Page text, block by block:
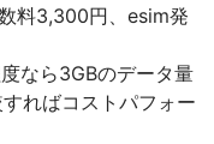
料3,300円、esim発
なら3GBのデータ量
ればコストパフォー